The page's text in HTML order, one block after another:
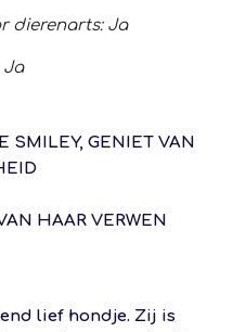
dierenarts: Ja
Ja
SMILEY, GENIET VAN
HAAR VERWEN
lief hondje. Zij is